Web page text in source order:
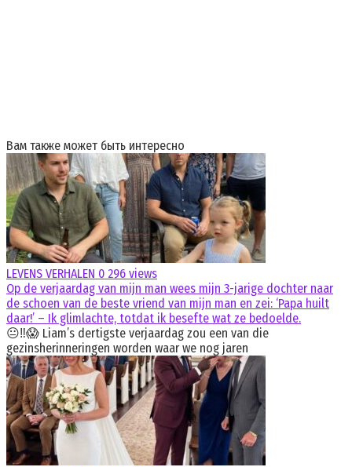
Вам также может быть интересно
LEVENS VERHALEN 0 296 views
Op de verjaardag van mijn man wees mijn 3-jarige dochter naar
de schoen van de beste vriend van mijn man en zei: ‘Papa huilt
daar!’ – Ik glimlachte, totdat ik besefte wat ze bedoelde.
😐‼️😱 Liam’s dertigste verjaardag zou een van die
gezinsherinneringen worden waar we nog jaren